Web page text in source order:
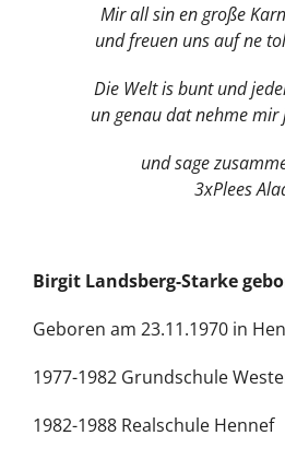
Mir all sin en große
und freuen uns auf ne
Die Welt is bunt und
un genau dat nehme mir
und sage
3xPlees
Birgit Landsberg-Starke
Geboren am 23.11.1970 in
1977-1982 Grundschule
1982-1988 Realschule Hennef